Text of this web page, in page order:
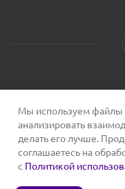
2026 ©
Мы используем файлы
анализировать
делать его лучше.
соглашаетесь на
с Политикой